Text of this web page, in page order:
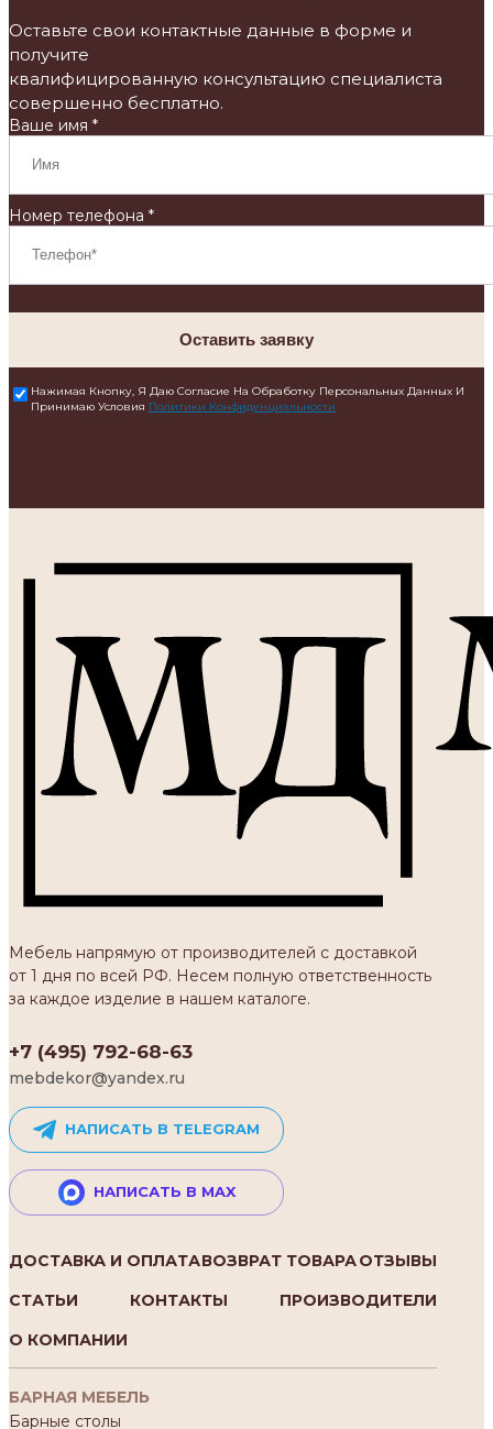
Оставьте свои контактные данные в форме и
получите
квалифицированную консультацию специалиста
совершенно бесплатно.
Ваше имя *
Номер телефона *
Оставить заявку
Нажимая Кнопку, Я Даю Согласие На Обработку Персональных Данных И
Принимаю Условия Политики Конфиденциальности
Мебель напрямую от производителей с доставкой
от 1 дня по всей РФ. Несем полную ответственность
за каждое изделие в нашем каталоге.
+7 (495) 792-68-63
mebdekor@yandex.ru
НАПИСАТЬ В TELEGRAM
НАПИСАТЬ В MAX
ДОСТАВКА И ОПЛАТАВОЗВРАТ ТОВАРАОТЗЫВЫ
СТАТЬИ
КОНТАКТЫ
ПРОИЗВОДИТЕЛИ
О КОМПАНИИ
БАРНАЯ МЕБЕЛЬ
Барные столы